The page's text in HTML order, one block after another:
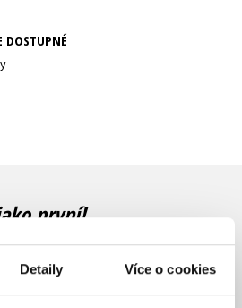
Detaily Více o cookies
Všechny tituly
DOSTUPNÉ
první!
vychází, na jaké zboží je výhodná
Přihlášením k odběru našich e-
se zpracováním osobních údajů